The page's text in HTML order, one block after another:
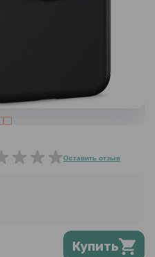
Оставить отзыв
Купить